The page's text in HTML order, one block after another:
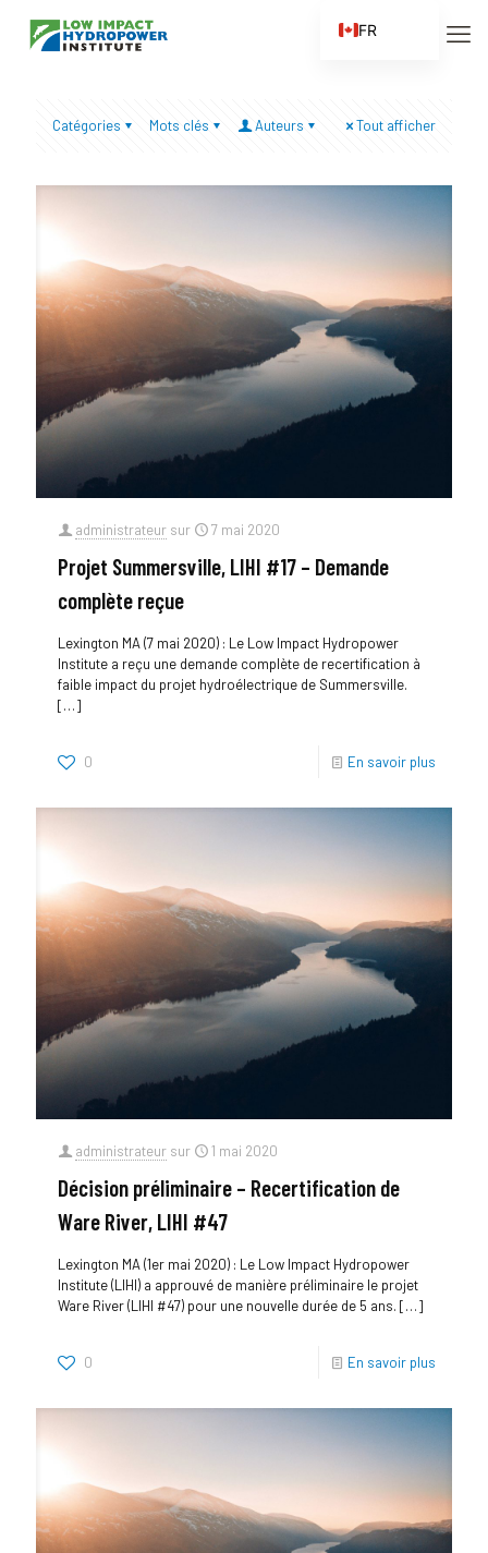
Catégories Mots clés Auteurs Tout afficher
administrateur sur 7 mai 2020
Projet Summersville, LIHI #17 – Demande
complète reçue
Lexington MA (7 mai 2020) : Le Low Impact Hydropower
Institute a reçu une demande complète de recertification à
faible impact du projet hydroélectrique de Summersville.
[…]
0 En savoir plus
administrateur sur 1 mai 2020
Décision préliminaire – Recertification de
Ware River, LIHI #47
Lexington MA (1er mai 2020) : Le Low Impact Hydropower
Institute (LIHI) a approuvé de manière préliminaire le projet
Ware River (LIHI #47) pour une nouvelle durée de 5 ans. […]
0 En savoir plus
FR